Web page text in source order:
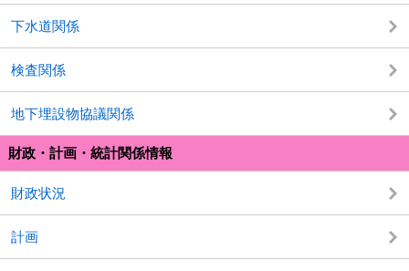
下水道関係
検査関係
地下埋設物協議関係
財政・計画・統計関係情報
財政状況
計画